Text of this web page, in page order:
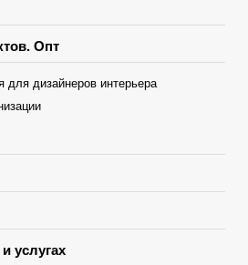
Опт
для дизайнеров интерьера
услугах